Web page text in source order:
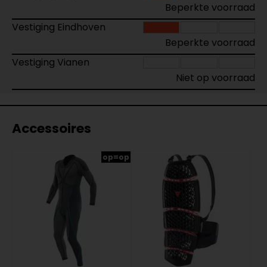
Beperkte voorraad
Vestiging Eindhoven
Beperkte voorraad
Vestiging Vianen
Niet op voorraad
Accessoires
op=op